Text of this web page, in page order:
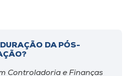
DA PÓS-
Controladoria e Finanças